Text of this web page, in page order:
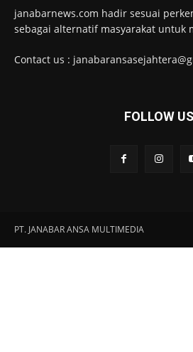
janabarnews.com hadir sesuai
sebagai alternatif masyarakat untuk
Contact us :
FOLLOW US
PT. JANABAR ANSA MULTIMEDIA